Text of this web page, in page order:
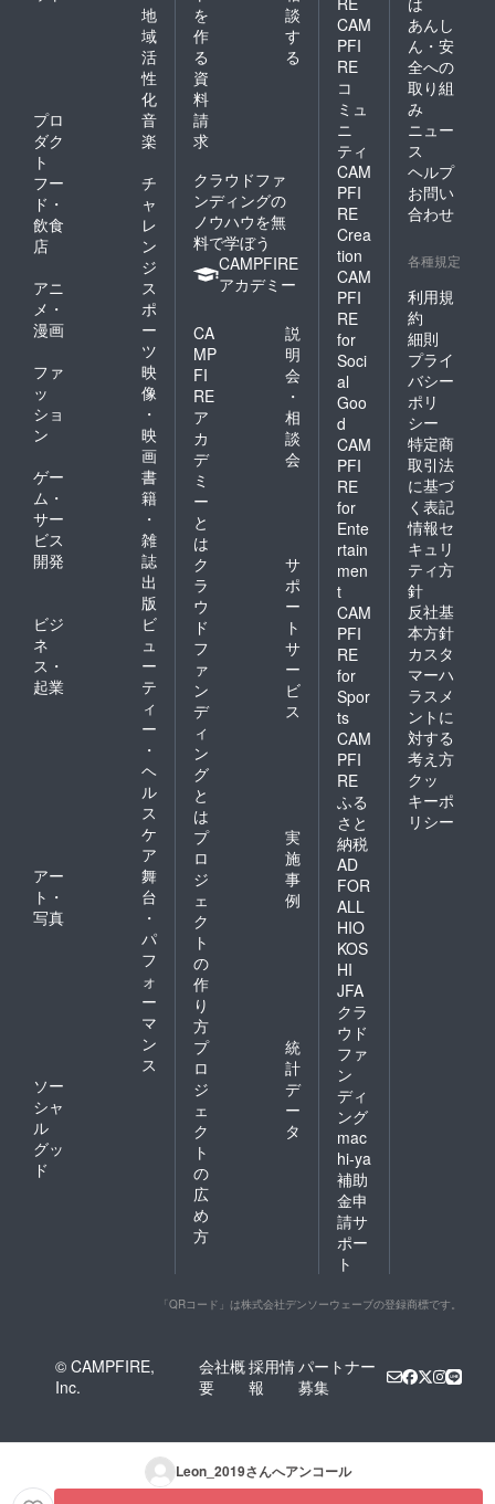
地
域
活
性
化
プロ
ダク
ト
音
楽
フー
ド・
飲食
店
チ
ャ
レ
ン
ジ
アニ
メ・
漫画
ス
ポ
ー
ツ
ファ
ッ
ショ
ン
映
像
・
映
画
ゲー
ム・
サー
ビス
開発
書
籍
・
雑
誌
出
版
ビジ
ネ
ス・
起業
ビ
ュ
ー
テ
ィ
ー
・
ヘ
ル
ス
ケ
ア
アー
ト・
写真
舞
台
・
パ
フ
ォ
ー
マ
ン
ス
ソー
シャ
ル
グッ
ド
を
作
る
談
す
る
資
料
請
求
クラウドファ
ンディングの
ノウハウを無
料で学ぼう
CAMPFIRE
アカデミー
CA
MP
FI
RE
ア
カ
デ
ミ
ー
と
は
説
明
会
・
相
談
会
ク
ラ
ウ
ド
フ
ァ
ン
デ
ィ
ン
グ
と
は
サ
ポ
ー
ト
サ
ー
ビ
ス
プ
ロ
ジ
ェ
ク
ト
の
作
り
方
実
施
事
例
プ
ロ
ジ
ェ
ク
ト
の
広
め
方
統
計
デ
ー
タ
CAM
PFI
RE
コ
ミュ
ニ
ティ
CAM
PFI
RE
Crea
tion
CAM
PFI
RE
for
Soci
al
Goo
d
CAM
PFI
RE
for
Ente
rtain
men
t
CAM
PFI
RE
for
Spor
ts
CAM
PFI
RE
ふる
さと
納税
AD
FOR
ALL
HIO
KOS
HI
JFA
クラ
ウド
ファ
ン
ディ
ング
mac
hi-ya
補助
金申
請サ
ポー
ト
あんし
ん・安
全への
取り組
み
ニュー
ス
ヘルプ
お問い
合わせ
各種規定
利用規
約
細則
プライ
バシー
ポリ
シー
特定商
取引法
に基づ
く表記
情報セ
キュリ
ティ方
針
反社基
本方針
カスタ
マーハ
ラスメ
ントに
対する
考え方
クッ
キーポ
リシー
「QRコード」は株式会社デンソーウェーブの登録商標です。
© CAMPFIRE,
Inc.
会社概
要
採用情
報
パートナー
募集
Leon_2019さんへアンコール